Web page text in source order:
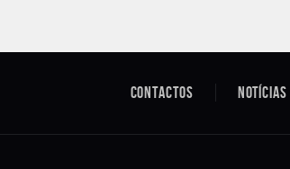
Contactos Notícias